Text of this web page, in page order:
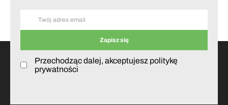
Przechodząc dalej, akceptujesz politykę
prywatności